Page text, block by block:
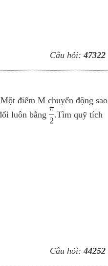
Câu hỏi:47322
điểm M chuyển động sao
luôn bằng
.Tìm quỹ tích
Câu hỏi:44252